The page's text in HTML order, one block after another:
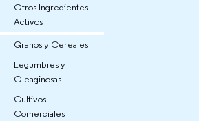
Otros Ingredientes
Activos
Granos y Cereales
Legumbres y
Oleaginosas
Cultivos
Comerciales